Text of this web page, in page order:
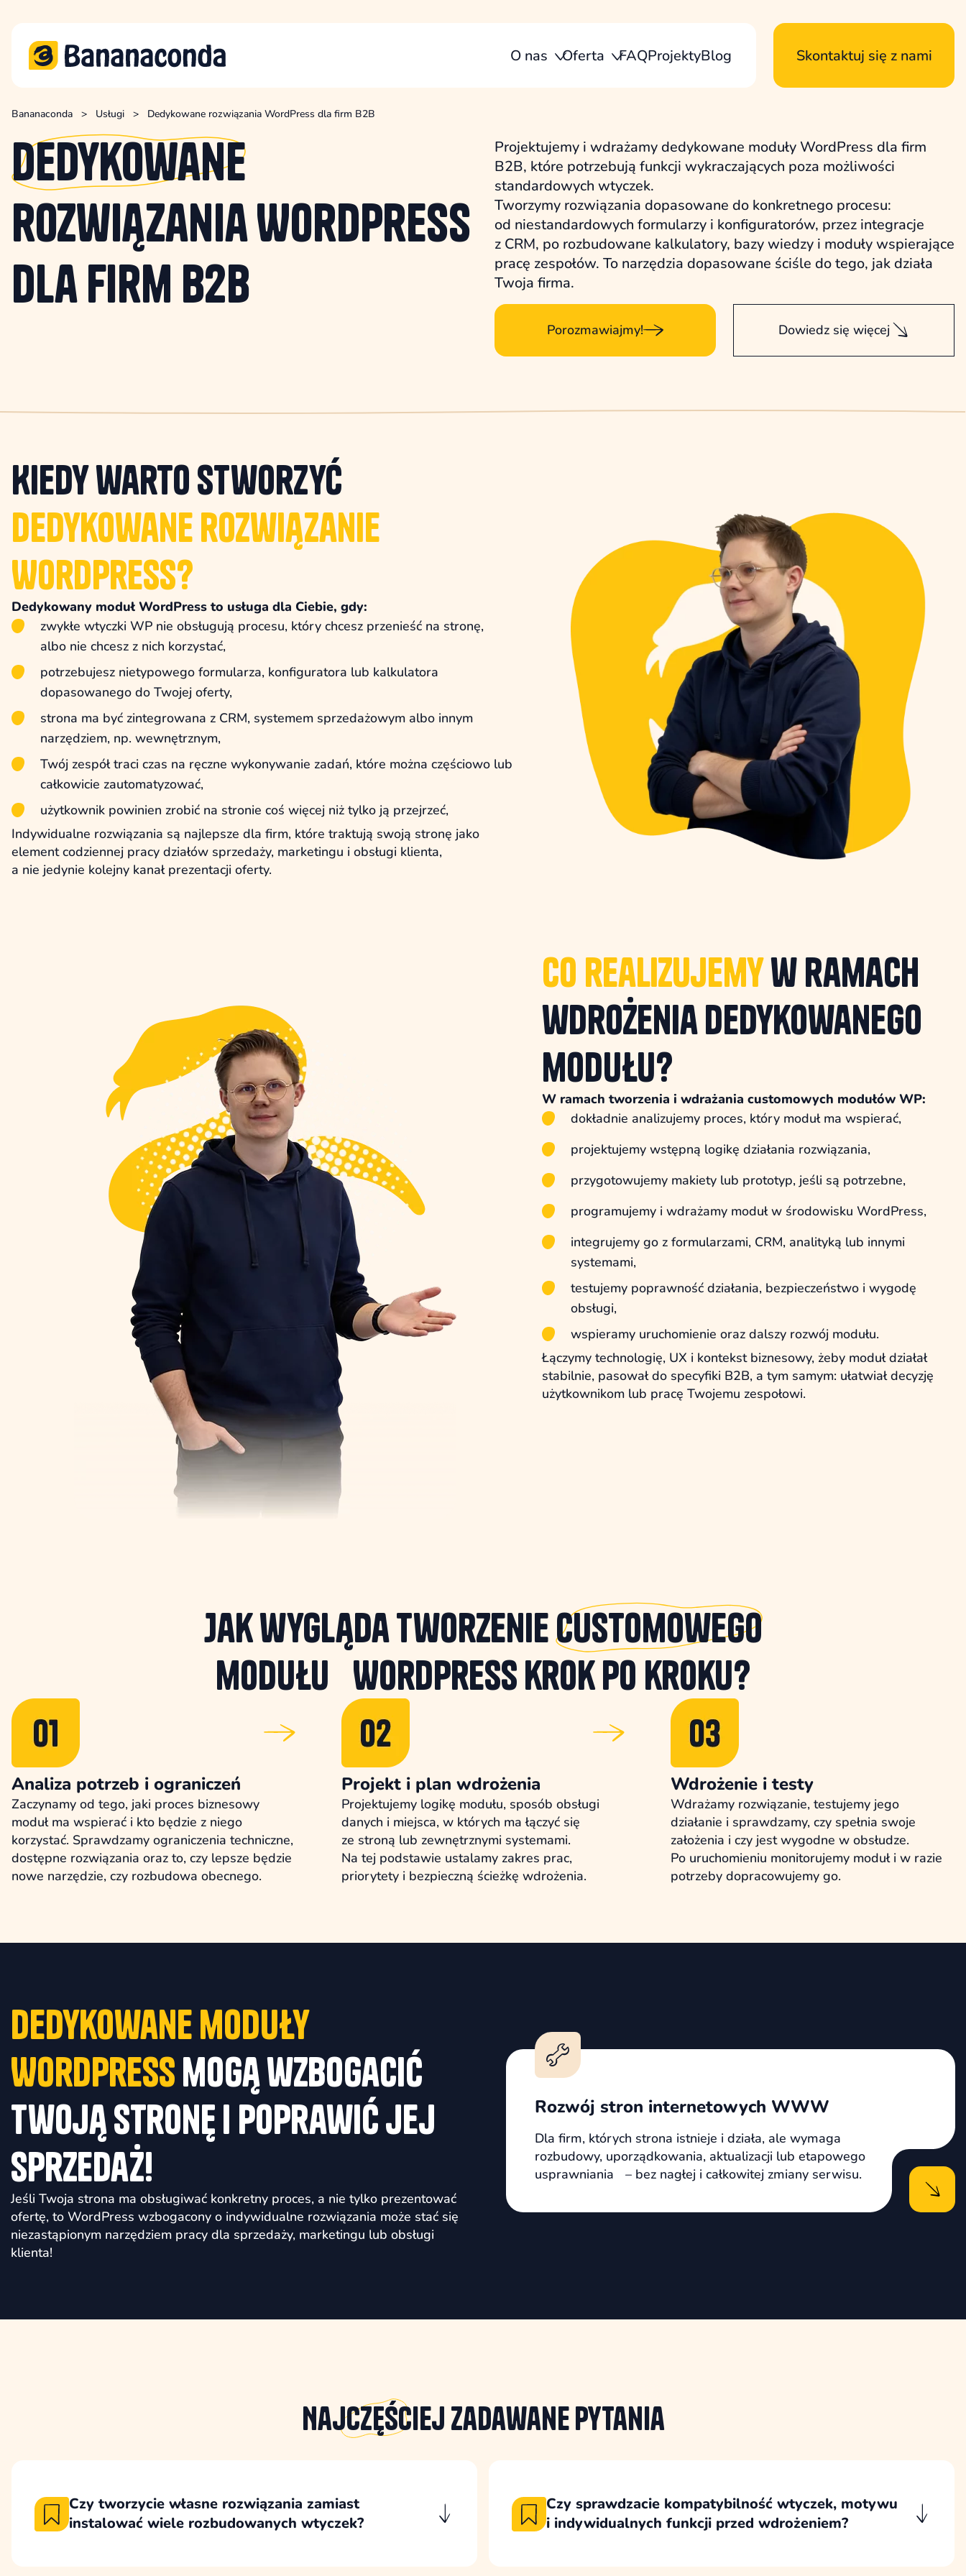
O nas Oferta FAQProjektyBlog Skontaktuj się z nami
Bananaconda > Usługi > Dedykowane rozwiązania WordPress dla firm B2B
Dedykowane
rozwiązania WordPress
dla Firm B2B
Projektujemy i wdrażamy dedykowane moduły WordPress dla firm
B2B, które potrzebują funkcji wykraczających poza możliwości
standardowych wtyczek.
Tworzymy rozwiązania dopasowane do konkretnego procesu:
od niestandardowych formularzy i konfiguratorów, przez integracje
z CRM, po rozbudowane kalkulatory, bazy wiedzy i moduły wspierające
pracę zespołów. To narzędzia dopasowane ściśle do tego, jak działa
Twoja firma.
Porozmawiajmy! Dowiedz się więcej
Kiedy warto stworzyć
dedykowane rozwiązanie
WordPress?
Dedykowany moduł WordPress to usługa dla Ciebie, gdy:
zwykłe wtyczki WP nie obsługują procesu, który chcesz przenieść na stronę,
albo nie chcesz z nich korzystać,
potrzebujesz nietypowego formularza, konfiguratora lub kalkulatora
dopasowanego do Twojej oferty,
strona ma być zintegrowana z CRM, systemem sprzedażowym albo innym
narzędziem, np. wewnętrznym,
Twój zespół traci czas na ręczne wykonywanie zadań, które można częściowo lub
całkowicie zautomatyzować,
użytkownik powinien zrobić na stronie coś więcej niż tylko ją przejrzeć,
Indywidualne rozwiązania są najlepsze dla firm, które traktują swoją stronę jako
element codziennej pracy działów sprzedaży, marketingu i obsługi klienta,
a nie jedynie kolejny kanał prezentacji oferty.
Co realizujemyw ramach
wdrożenia dedykowanego
modułu?
W ramach tworzenia i wdrażania customowych modułów WP:
dokładnie analizujemy proces, który moduł ma wspierać,
projektujemy wstępną logikę działania rozwiązania,
przygotowujemy makiety lub prototyp, jeśli są potrzebne,
programujemy i wdrażamy moduł w środowisku WordPress,
integrujemy go z formularzami, CRM, analityką lub innymi
systemami,
testujemy poprawność działania, bezpieczeństwo i wygodę
obsługi,
wspieramy uruchomienie oraz dalszy rozwój modułu.
Łączymy technologię, UX i kontekst biznesowy, żeby moduł działał
stabilnie, pasował do specyfiki B2B, a tym samym: ułatwiał decyzję
użytkownikom lub pracę Twojemu zespołowi.
Jak wygląda tworzeniecustomowego
modułu Wordpress krok po kroku?
Analiza potrzeb i ograniczeń
Zaczynamy od tego, jaki proces biznesowy
moduł ma wspierać i kto będzie z niego
korzystać. Sprawdzamy ograniczenia techniczne,
dostępne rozwiązania oraz to, czy lepsze będzie
nowe narzędzie, czy rozbudowa obecnego.
Projekt i plan wdrożenia
Projektujemy logikę modułu, sposób obsługi
danych i miejsca, w których ma łączyć się
ze stroną lub zewnętrznymi systemami.
Na tej podstawie ustalamy zakres prac,
priorytety i bezpieczną ścieżkę wdrożenia.
Wdrożenie i testy
Wdrażamy rozwiązanie, testujemy jego
działanie i sprawdzamy, czy spełnia swoje
założenia i czy jest wygodne w obsłudze.
Po uruchomieniu monitorujemy moduł i w razie
potrzeby dopracowujemy go.
Dedykowane moduły
WordPressmogą wzbogacić
Twoją stronę i poprawić jej
sprzedaż!
Jeśli Twoja strona ma obsługiwać konkretny proces, a nie tylko prezentować
ofertę, to WordPress wzbogacony o indywidualne rozwiązania może stać się
niezastąpionym narzędziem pracy dla sprzedaży, marketingu lub obsługi
klienta!
Rozwój stron internetowych WWW
Dla firm, których strona istnieje i działa, ale wymaga
rozbudowy, uporządkowania, aktualizacji lub etapowego
usprawniania – bez nagłej i całkowitej zmiany serwisu.
Najczęściejzadawane pytania
Czy tworzycie własne rozwiązania zamiast
instalować wiele rozbudowanych wtyczek?
Czy sprawdzacie kompatybilność wtyczek, motywu
i indywidualnych funkcji przed wdrożeniem?